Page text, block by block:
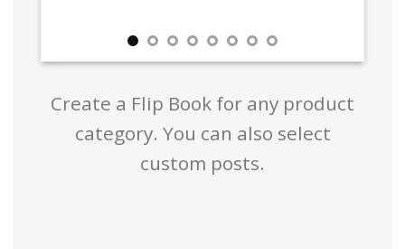
Create a Flip Book for any product
category. You can also select
custom posts.